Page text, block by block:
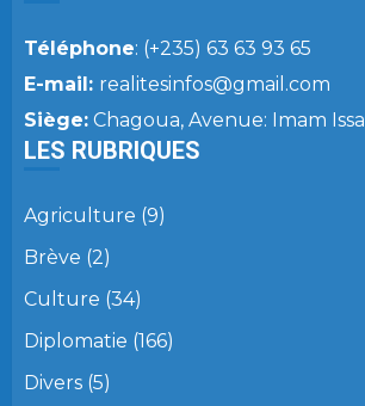
Téléphone: (+235) 63 63 93 65
E-mail: realitesinfos@gmail.com
Siège: Chagoua, Avenue: Imam Issa
LES RUBRIQUES
Agriculture (9)
Brève (2)
Culture (34)
Diplomatie (166)
Divers (5)